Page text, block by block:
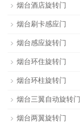
烟台酒店旋转门
烟台刷卡感应门
烟台感应旋转门
烟台环住旋转门
烟台环柱旋转门
烟台三翼自动旋转门
烟台两翼旋转门